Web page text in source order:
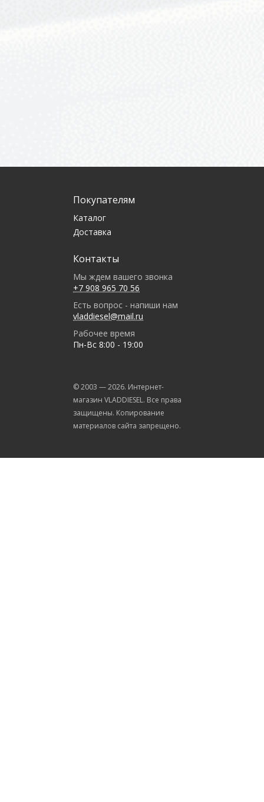
Покупателям
Каталог
Доставка
Контакты
Мы ждем вашего звонка
+7 908 965 70 56
Есть вопрос - напиши нам
vladdiesel@mail.ru
Рабочее время
Пн-Вс 8:00 - 19:00
© 2003 —2026. Интернет-
магазин VLADDIESEL. Все права
защищены. Копирование
материалов сайта запрещено.